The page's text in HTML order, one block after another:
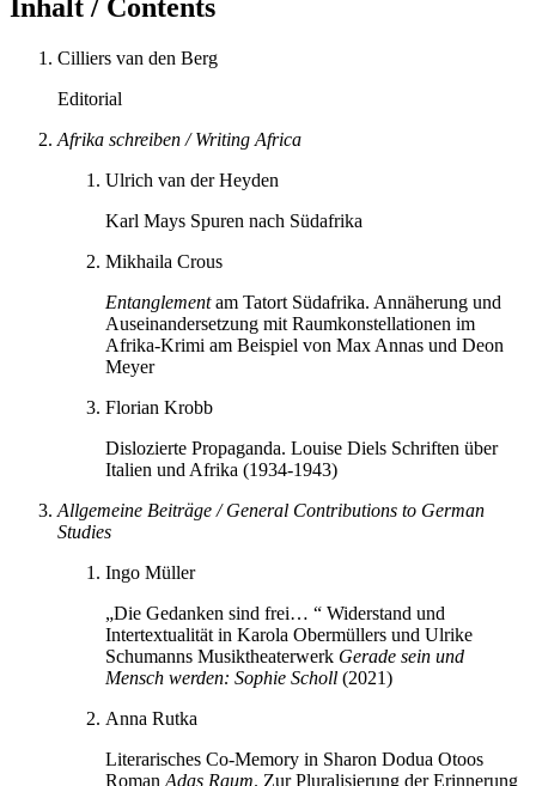
Inhalt / Contents
Cilliers van den Berg
Editorial
Afrika schreiben /Writing Africa
Ulrich van der Heyden
Karl Mays Spuren nach Südafrika
Mikhaila Crous
Entanglementam Tatort Südafrika. Annäherung und
Auseinandersetzung mit Raumkonstellationen im
Afrika-Krimi am Beispiel von Max Annas und Deon
Meyer
Florian Krobb
Dislozierte Propaganda. Louise Diels Schriften über
Italien und Afrika (1934-1943)
Allgemeine Beiträge /General Contributions to German
Studies
Ingo Müller
„Die Gedanken sind frei… “ Widerstand und
Intertextualität in Karola Obermüllers und Ulrike
Schumanns Musiktheaterwerk Gerade sein und
Mensch werden: Sophie Scholl (2021)
Anna Rutka
Literarisches Co-Memory in Sharon Dodua Otoos
Roman Adas Raum. Zur Pluralisierung der Erinnerung